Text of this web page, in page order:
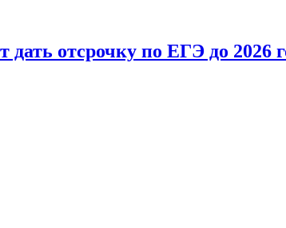
отсрочку по ЕГЭ до 2026